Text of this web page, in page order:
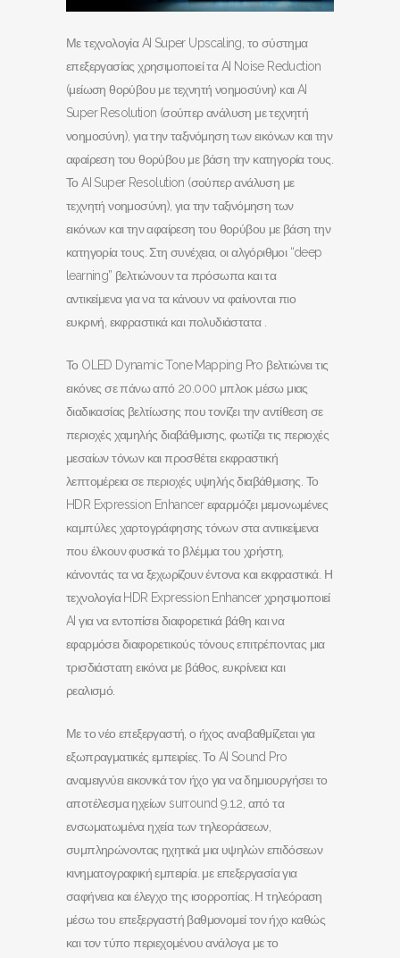
Με τεχνολογία AI Super Upscaling, το σύστημα
επεξεργασίας χρησιμοποιεί τα AI Noise Reduction
(μείωση θορύβου με τεχνητή νοημοσύνη) και AI
Super Resolution (σούπερ ανάλυση με τεχνητή
νοημοσύνη), για την ταξινόμηση των εικόνων και την
αφαίρεση του θορύβου με βάση την κατηγορία τους.
Το AI Super Resolution (σούπερ ανάλυση με
τεχνητή νοημοσύνη), για την ταξινόμηση των
εικόνων και την αφαίρεση του θορύβου με βάση την
κατηγορία τους. Στη συνέχεια, οι αλγόριθμοι “deep
learning” βελτιώνουν τα πρόσωπα και τα
αντικείμενα για να τα κάνουν να φαίνονται πιο
ευκρινή, εκφραστικά και πολυδιάστατα .
Το OLED Dynamic Tone Mapping Pro βελτιώνει τις
εικόνες σε πάνω από 20.000 μπλοκ μέσω μιας
διαδικασίας βελτίωσης που τονίζει την αντίθεση σε
περιοχές χαμηλής διαβάθμισης, φωτίζει τις περιοχές
μεσαίων τόνων και προσθέτει εκφραστική
λεπτομέρεια σε περιοχές υψηλής διαβάθμισης. Το
HDR Expression Enhancer εφαρμόζει μεμονωμένες
καμπύλες χαρτογράφησης τόνων στα αντικείμενα
που έλκουν φυσικά το βλέμμα του χρήστη,
κάνοντάς τα να ξεχωρίζουν έντονα και εκφραστικά. Η
τεχνολογία HDR Expression Enhancer χρησιμοποιεί
AI για να εντοπίσει διαφορετικά βάθη και να
εφαρμόσει διαφορετικούς τόνους επιτρέποντας μια
τρισδιάστατη εικόνα με βάθος, ευκρίνεια και
ρεαλισμό.
Με το νέο επεξεργαστή, ο ήχος αναβαθμίζεται για
εξωπραγματικές εμπειρίες. Το AI Sound Pro
αναμειγνύει εικονικά τον ήχο για να δημιουργήσει το
αποτέλεσμα ηχείων surround 9.1.2, από τα
ενσωματωμένα ηχεία των τηλεοράσεων,
συμπληρώνοντας ηχητικά μια υψηλών επιδόσεων
κινηματογραφική εμπειρία. με επεξεργασία για
σαφήνεια και έλεγχο της ισορροπίας. Η τηλεόραση
μέσω του επεξεργαστή βαθμονομεί τον ήχο καθώς
και τον τύπο περιεχομένου ανάλογα με το